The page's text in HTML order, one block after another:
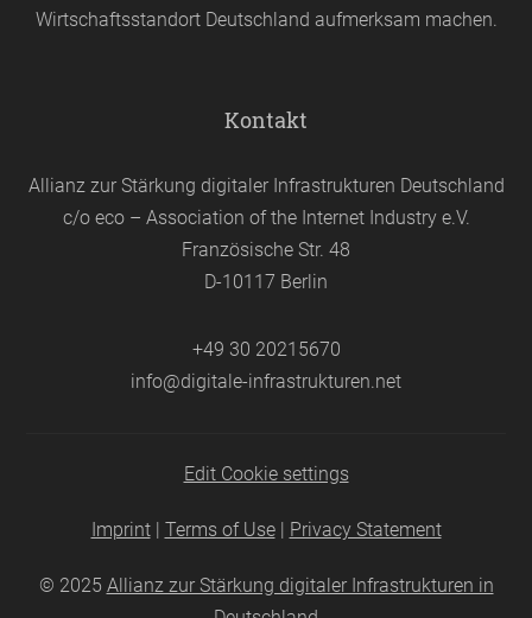
Wirtschaftsstandort Deutschland aufmerksam machen.
Kontakt
Allianz zur Stärkung digitaler Infrastrukturen Deutschland
c/o eco – Association of the Internet Industry e.V.
Französische Str. 48
D-10117 Berlin
+49 30 20215670
info@digitale-infrastrukturen.net
Edit Cookie settings
Imprint| Terms of Use| Privacy Statement
© 2025 Allianz zur Stärkung digitaler Infrastrukturen in